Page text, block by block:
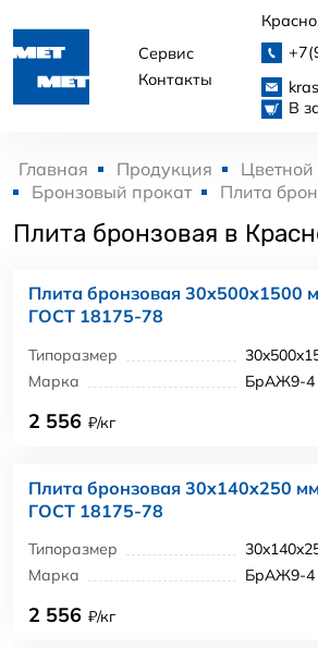
Сервис
Контакты
В
Главная Продукция
Цветной
Бронзовый прокат
Плита
Плита бронзовая в
Плита бронзовая
ГОСТ 18175-78
Типоразмер
Марка
БрАЖ9-4
2 556 ₽/кг
Плита бронзовая 30x140x250
ГОСТ 18175-78
Типоразмер
Марка
БрАЖ9-4
2 556 ₽/кг